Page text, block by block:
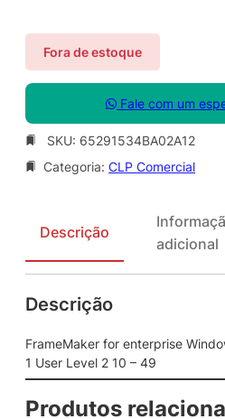
Fora de estoque
Fale com um
SKU: 65291534BA02A12
Categoria: CLP Comercial
Descrição
adicional
Descrição
FrameMaker for enterprise
1 User Level 2 10 – 49
Produtos